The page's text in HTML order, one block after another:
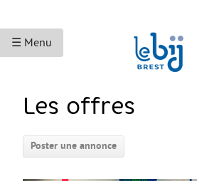
☰ Menu
ACCUEIL
Droits sociaux et services
Les offres
Poster une annonce